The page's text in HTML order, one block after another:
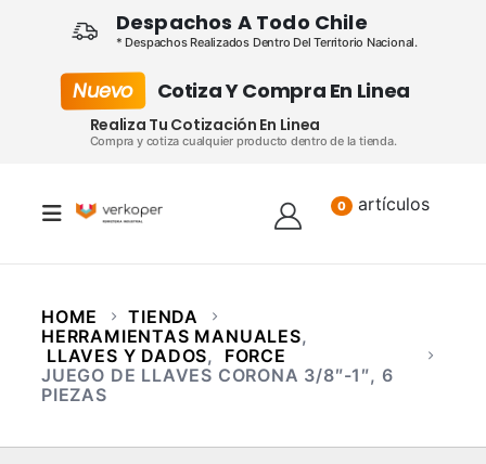
Despachos A Todo Chile
* Despachos Realizados Dentro Del Territorio Nacional.
Nuevo Cotiza Y Compra En Linea
Realiza Tu Cotización En Linea
Compra y cotiza cualquier producto dentro de la tienda.
0 artículos
HOME
TIENDA
HERRAMIENTAS MANUALES,
LLAVES Y DADOS,
FORCE
JUEGO DE LLAVES CORONA 3/8″-1″, 6
PIEZAS